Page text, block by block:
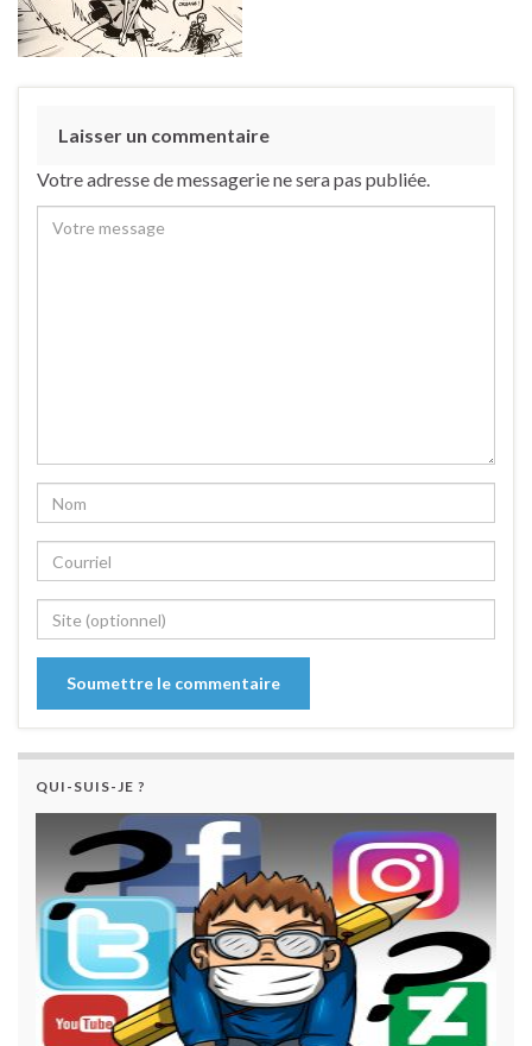
Laisser un commentaire
Votre adresse de messagerie ne sera pas publiée.
QUI-SUIS-JE ?